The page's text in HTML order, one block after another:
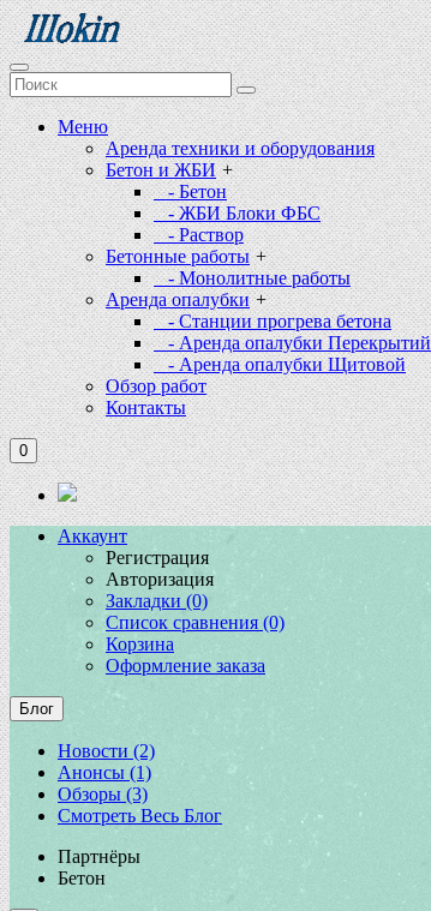
Меню
Аренда техники и оборудования
Бетон и ЖБИ +
- Бетон
- ЖБИ Блоки ФБС
- Раствор
Бетонные работы +
- Монолитные работы
Аренда опалубки +
- Станции прогрева бетона
- Аренда опалубки Перекрытий
- Аренда опалубки Щитовой
Обзор работ
Контакты
0
Аккаунт
Регистрация
Авторизация
Закладки (0)
Список сравнения (0)
Корзина
Оформление заказа
Блог
Новости (2)
Анонсы (1)
Обзоры (3)
Смотреть Весь Блог
Партнёры
Бетон